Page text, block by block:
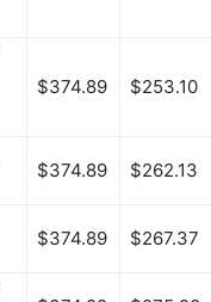
$374.89 $253.10
$374.89 $262.13
$374.89 $267.37